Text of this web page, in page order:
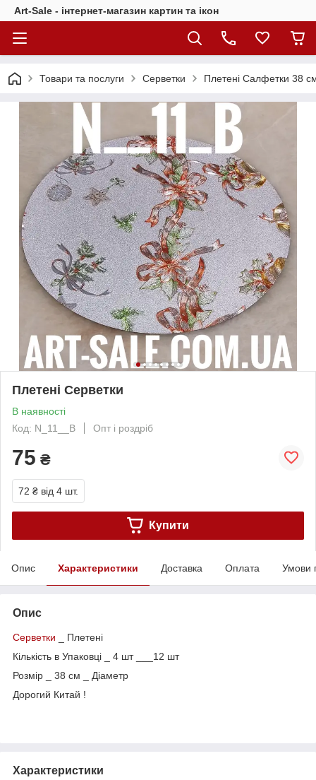
Art-Sale - інтернет-магазин картин та ікон
Товари та послуги Серветки Плетені Салфетки 38
Плетені Серветки
В наявності
Код: N_11__B
Опт і роздріб
75 ₴
72 ₴ від 4 шт.
Купити
Опис Характеристики Доставка Оплата Умови
Опис
Серветки _ Плетені
Кількість в Упаковці _ 4 шт ___12 шт
Розмір _ 38 см _ Діаметр
Дорогий Китай !
Характеристики